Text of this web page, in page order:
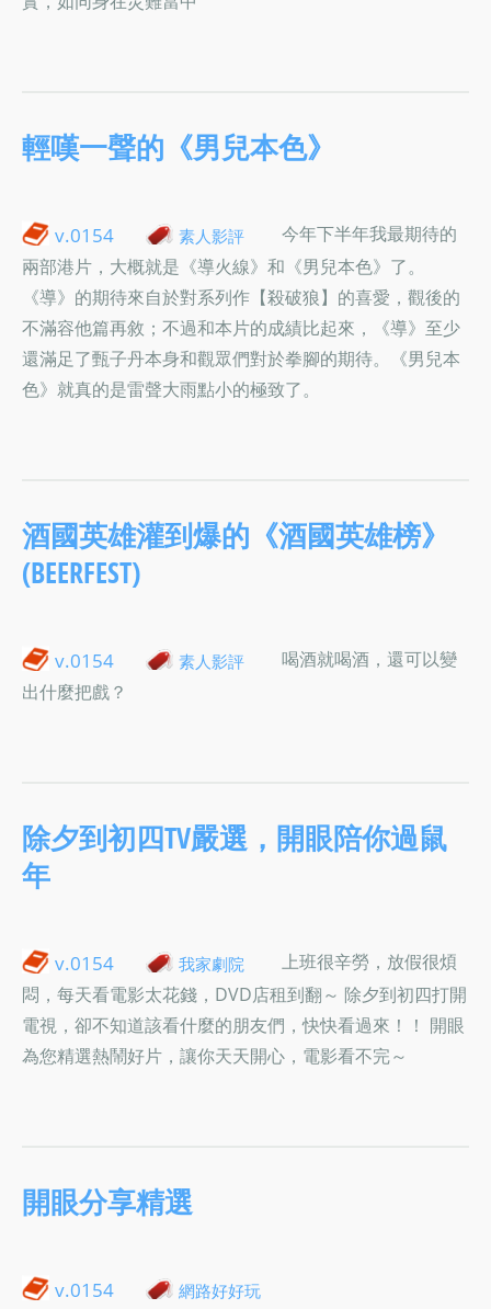
輕嘆一聲的《男兒本色》
v.0154 素人影評
今年下半年我最期待的
兩部港片，大概就是《導火線》和《男兒本色》了。
《導》的期待來自於對系列作【殺破狼】的喜愛，觀後的
不滿容他篇再敘；不過和本片的成績比起來，《導》至少
還滿足了甄子丹本身和觀眾們對於拳腳的期待。《男兒本
色》就真的是雷聲大雨點小的極致了。
酒國英雄灌到爆的《酒國英雄榜》
(BEERFEST)
v.0154 素人影評
喝酒就喝酒，還可以變
出什麼把戲？
除夕到初四TV嚴選，開眼陪你過鼠
年
v.0154 我家劇院
上班很辛勞，放假很煩
悶，每天看電影太花錢，DVD店租到翻～ 除夕到初四打開
電視，卻不知道該看什麼的朋友們，快快看過來！！ 開眼
為您精選熱鬧好片，讓你天天開心，電影看不完～
開眼分享精選
v.0154 網路好好玩